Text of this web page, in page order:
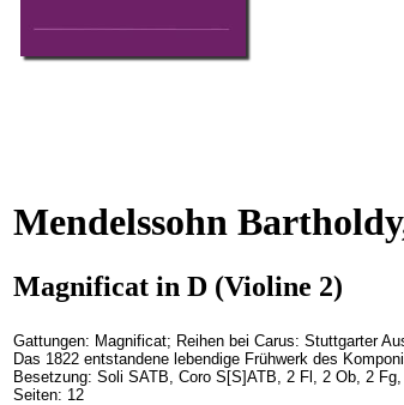
Mendelssohn
Magnificat in D (Violine 2)
Gattungen: Magnificat; Reihen bei Carus: Stuttgarter
Das 1822 entstandene lebendige Frühwerk des
Besetzung: Soli SATB, Coro S[S]ATB, 2 Fl, 2 Ob, 2
Seiten: 12